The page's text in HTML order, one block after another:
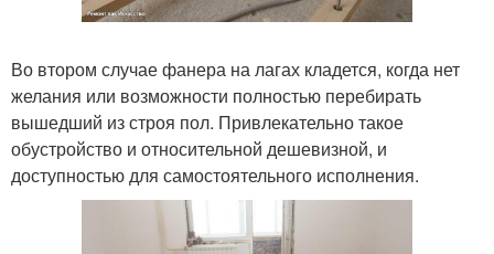
Во втором случае фанера на лагах кладется, когда нет
желания или возможности полностью перебирать
вышедший из строя пол. Привлекательно такое
обустройство и относительной дешевизной, и
доступностью для самостоятельного исполнения.